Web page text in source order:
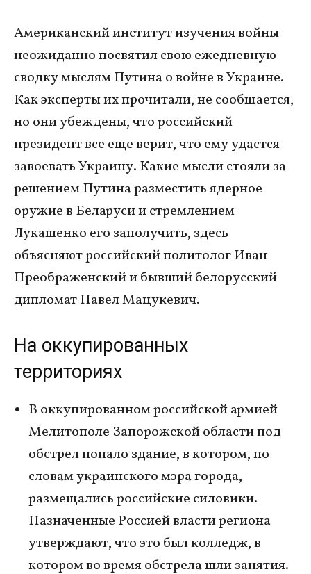
Американский институт изучения войны
неожиданно посвятил свою ежедневную
сводку мыслям Путина о войне в Украине.
Как эксперты их прочитали, не сообщается,
но они убеждены, что российский
президент все еще верит, что ему удастся
завоевать Украину. Какие мысли стояли за
решением Путина разместить ядерное
оружие в Беларуси и стремлением
Лукашенко его заполучить, здесь
объясняют российский политолог Иван
Преображенский и бывший белорусский
дипломат Павел Мацукевич.
На оккупированных
территориях
В оккупированном российской армией
Мелитополе Запорожской области под
обстрел попало здание, в котором, по
словам украинского мэра города,
размещались российские силовики.
Назначенные Россией власти региона
утверждают, что это был колледж, в
котором во время обстрела шли занятия.